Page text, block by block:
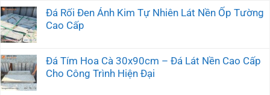
Đá Rối Đen Ánh Kim Tự Nhiên Lát Nền Ốp Tường
Cao Cấp
Đá Tím Hoa Cà 30x90cm – Đá Lát Nền Cao Cấp
Cho Công Trình Hiện Đại